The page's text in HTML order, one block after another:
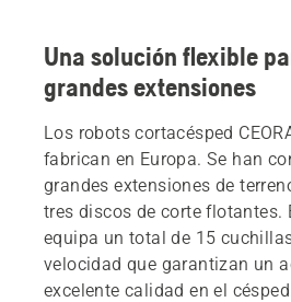
Una solución flexible
grandes extensiones
Los robots cortacésped
fabrican en Europa. Se han
grandes extensiones de
tres discos de corte flotantes.
equipa un total de 15
velocidad que garantizan un
excelente calidad en el